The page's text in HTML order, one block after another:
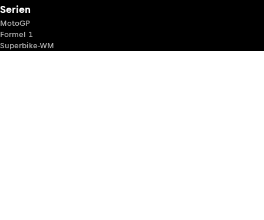
Serien
MotoGP
Formel 1
Superbike-WM